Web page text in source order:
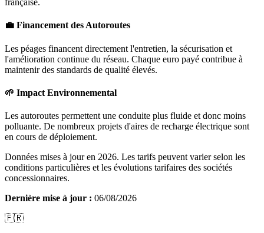
française.
💼 Financement des Autoroutes
Les péages financent directement l'entretien, la sécurisation et
l'amélioration continue du réseau. Chaque euro payé contribue à
maintenir des standards de qualité élevés.
🌱 Impact Environnemental
Les autoroutes permettent une conduite plus fluide et donc moins
polluante. De nombreux projets d'aires de recharge électrique sont
en cours de déploiement.
Données mises à jour en 2026. Les tarifs peuvent varier selon les
conditions particulières et les évolutions tarifaires des sociétés
concessionnaires.
Dernière mise à jour : 06/08/2026
🇫🇷